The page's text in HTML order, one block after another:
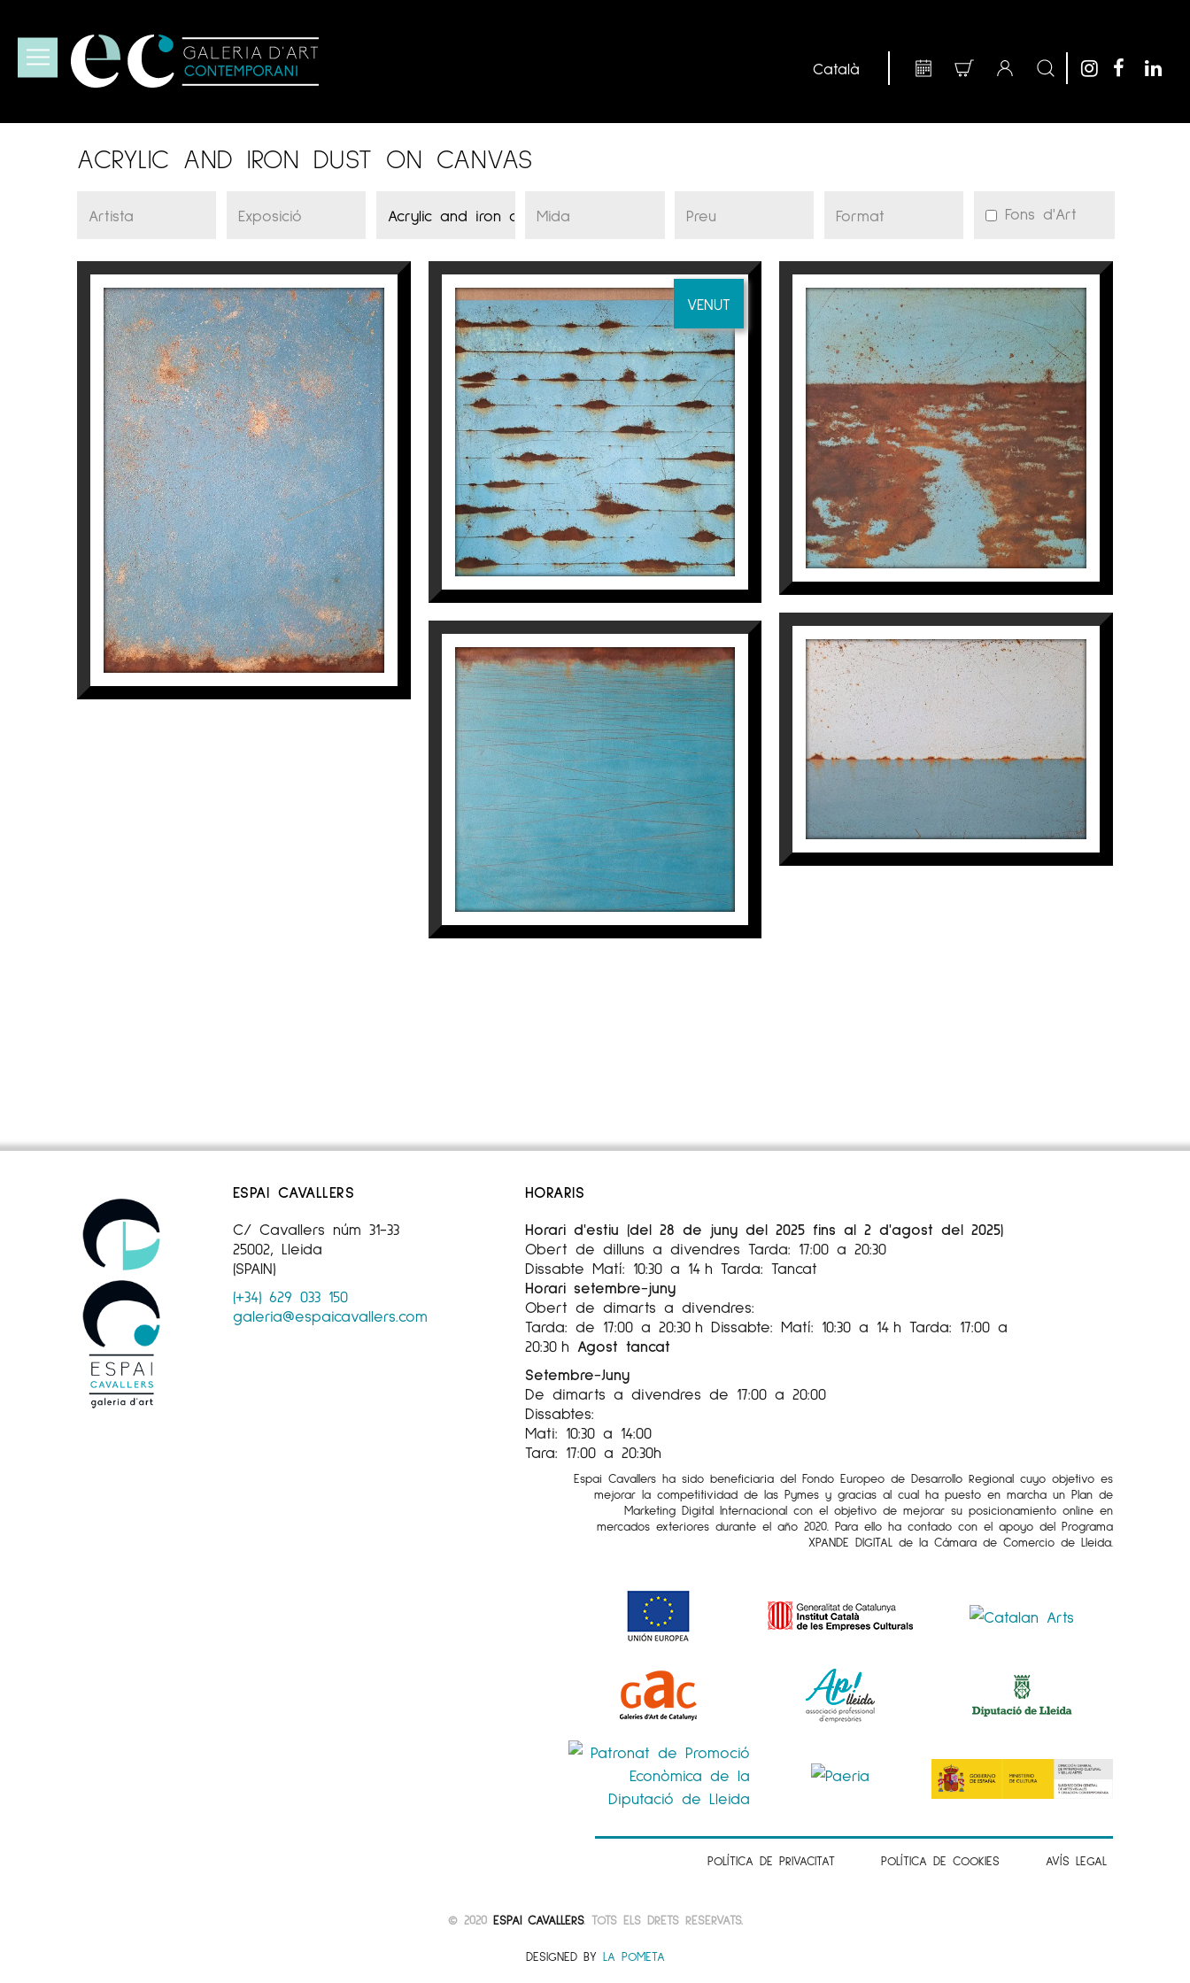
ACRYLIC AND IRON DUST ON CANVAS
Fons d'Art
DÍPTICO 1 PARNASO
Manuel Velasco
3.500€
VENUT
ILLES
Manuel Velasco
4.720€
DUSK
Manuel Velasco
4.700€
LOWLANDS
Manuel Velasco
4.700€
ISLANDS
Manuel Velasco
3.500€
ESPAI CAVALLERS
C/ Cavallers núm 31-33
25002, Lleida
(SPAIN)
(+34) 629 033 150
galeria@espaicavallers.com
HORARIS
Horari d'estiu (del 28 de juny del 2025 fins al 2 d'agost del 2025)
Obert de dilluns a divendres Tarda: 17:00 a 20:30
Dissabte Matí: 10:30 a 14 h Tarda: Tancat
Horari setembre-juny
Obert de dimarts a divendres:
Tarda: de 17:00 a 20:30 h Dissabte: Matí: 10:30 a 14 h Tarda: 17:00 a
20:30 h Agost tancat
Setembre-Juny
De dimarts a divendres de 17:00 a 20:00
Dissabtes:
Mati: 10:30 a 14:00
Tara: 17:00 a 20:30h
Espai Cavallers ha sido beneficiaria del Fondo Europeo de Desarrollo Regional cuyo objetivo es
mejorar la competitividad de las Pymes y gracias al cual ha puesto en marcha un Plan de
Marketing Digital Internacional con el objetivo de mejorar su posicionamiento online en
mercados exteriores durante el año 2020. Para ello ha contado con el apoyo del Programa
XPANDE DIGITAL de la Cámara de Comercio de Lleida.
POLÍTICA DE PRIVACITAT POLÍTICA DE COOKIES AVÍS LEGAL
© 2020 ESPAI CAVALLERS. TOTS ELS DRETS RESERVATS.
DESIGNED BY LA POMETA